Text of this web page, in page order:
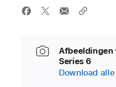
Afbeeldingen
Series 6
Download